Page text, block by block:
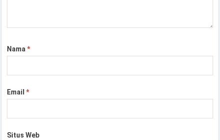
Nama*
Email*
Situs Web